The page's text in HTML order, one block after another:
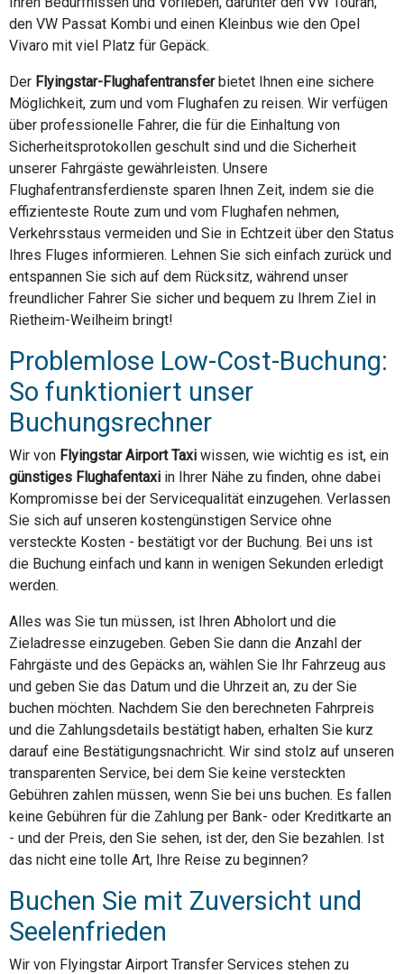
den VW Passat Kombi und einen Kleinbus wie den Opel
Vivaro mit viel Platz für Gepäck.
Der Flyingstar-Flughafentransferbietet Ihnen eine sichere
Möglichkeit, zum und vom Flughafen zu reisen. Wir verfügen
über professionelle Fahrer, die für die Einhaltung von
Sicherheitsprotokollen geschult sind und die Sicherheit
unserer Fahrgäste gewährleisten. Unsere
Flughafentransferdienste sparen Ihnen Zeit, indem sie die
effizienteste Route zum und vom Flughafen nehmen,
Verkehrsstaus vermeiden und Sie in Echtzeit über den Status
Ihres Fluges informieren. Lehnen Sie sich einfach zurück und
entspannen Sie sich auf dem Rücksitz, während unser
freundlicher Fahrer Sie sicher und bequem zu Ihrem Ziel in
Rietheim-Weilheim bringt!
Problemlose Low-Cost-Buchung:
So funktioniert unser
Buchungsrechner
Wir von Flyingstar Airport Taxi wissen, wie wichtig es ist, ein
günstiges Flughafentaxi in Ihrer Nähe zu finden, ohne dabei
Kompromisse bei der Servicequalität einzugehen. Verlassen
Sie sich auf unseren kostengünstigen Service ohne
versteckte Kosten - bestätigt vor der Buchung. Bei uns ist
die Buchung einfach und kann in wenigen Sekunden erledigt
werden.
Alles was Sie tun müssen, ist Ihren Abholort und die
Zieladresse einzugeben. Geben Sie dann die Anzahl der
Fahrgäste und des Gepäcks an, wählen Sie Ihr Fahrzeug aus
und geben Sie das Datum und die Uhrzeit an, zu der Sie
buchen möchten. Nachdem Sie den berechneten Fahrpreis
und die Zahlungsdetails bestätigt haben, erhalten Sie kurz
darauf eine Bestätigungsnachricht. Wir sind stolz auf unseren
transparenten Service, bei dem Sie keine versteckten
Gebühren zahlen müssen, wenn Sie bei uns buchen. Es fallen
keine Gebühren für die Zahlung per Bank- oder Kreditkarte an
- und der Preis, den Sie sehen, ist der, den Sie bezahlen. Ist
das nicht eine tolle Art, Ihre Reise zu beginnen?
Buchen Sie mit Zuversicht und
Seelenfrieden
Wir von Flyingstar Airport Transfer Services stehen zu